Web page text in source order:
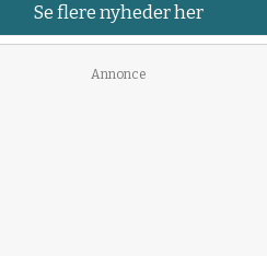
Se flere nyheder her
Annonce